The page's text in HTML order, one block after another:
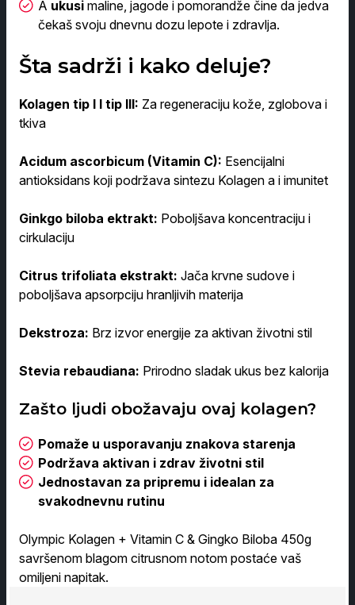
A ukusi maline, jagode i pomorandže čine da jedva
čekaš svoju dnevnu dozu lepote i zdravlja.
Šta sadrži i kako deluje?
Kolagen tip I I tip III: Za regeneraciju kože, zglobova i
tkiva
Acidum ascorbicum (Vitamin C): Esencijalni
antioksidans koji podržava sintezu Kolagen a i imunitet
Ginkgo biloba ektrakt: Poboljšava koncentraciju i
cirkulaciju
Citrus trifoliata ekstrakt: Jača krvne sudove i
poboljšava apsorpciju hranljivih materija
Dekstroza: Brz izvor energije za aktivan životni stil
Stevia rebaudiana: Prirodno sladak ukus bez kalorija
Zašto ljudi obožavaju ovaj kolagen?
Pomaže u usporavanju znakova starenja
Podržava aktivan i zdrav životni stil
Jednostavan za pripremu i idealan za
svakodnevnu rutinu
Olympic Kolagen + Vitamin C & Gingko Biloba 450g
savršenom blagom citrusnom notom postaće vaš
omiljeni napitak.